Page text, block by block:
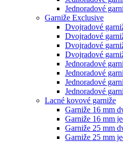
Jednoradové
Garniže Exclusive
Dvojradové
Dvojradové
Dvojradové
Dvojradové
Jednoradové
Jednoradové
Jednoradové
Jednoradové
Lacné kovové garniže
Garniže 16 mm
Garniže 16 mm
Garniže 25 mm
Garniže 25 mm